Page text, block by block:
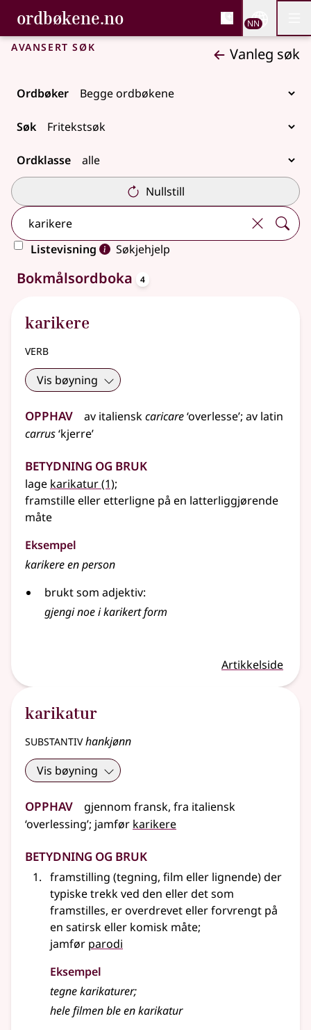
Gå til hovudinnhald
Tilgjenge
ordbøkene.no, Bokmålsordboka og
Bokmålsordboka og Nynorskordboka
NN
Avansert søk Vanleg søk
Ordbøker
Søk
Ordklasse
Nullstill
Listevisning
Søkjehjelp
8 treff
Bokmålsordboka 4
karikere
verb
Vis bøyning
Opphav av italienskcaricare‘overlesse’; av latin
carrus‘kjerre’
Betydning og bruk
lage karikatur(1);
framstille eller etterligne på en latterliggjørende
måte
Eksempel
karikereen person
brukt som adjektiv:
gjengi noe i karikert form
Artikkelside
karikatur
substantivhankjønn
Vis bøyning
Opphav gjennom fransk, fra italiensk
‘overlessing’; jamfør karikere
Betydning og bruk
framstilling (tegning, film eller lignende) der
typiske trekk ved den ellerdet som
framstilles, er overdrevetellerforvrengt på
en satirsk eller komisk måte;
jamfør parodi
Eksempel
tegnekarikaturer;
hele filmen ble enkarikatur